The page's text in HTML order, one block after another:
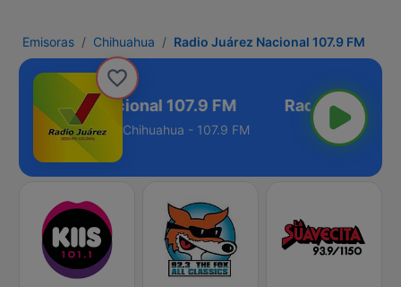
Emisoras Chihuahua Radio Juárez Nacional 107.9 FM
Juárez Nacional 107.9 FM
Chihuahua - 107.9 FM